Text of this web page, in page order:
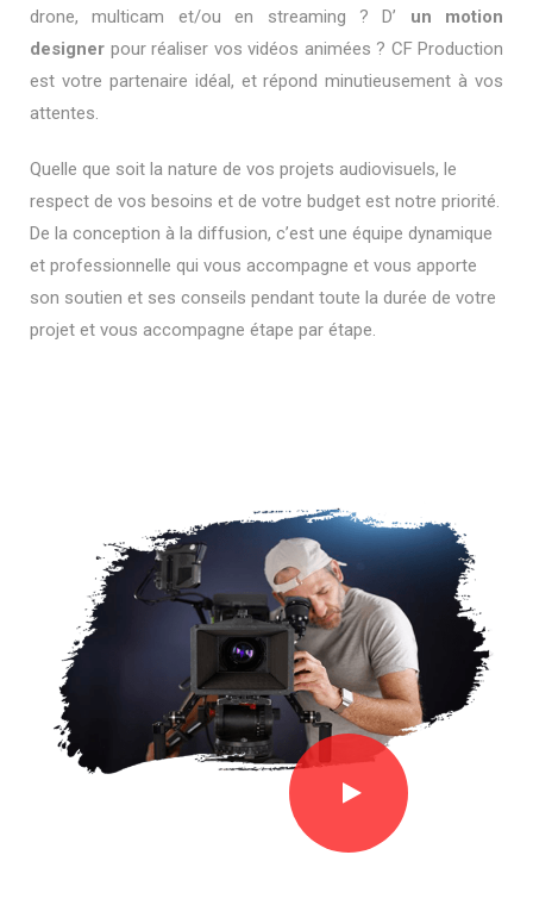
drone, multicam et/ou en streaming ? D’ un motion
designer pour réaliser vos vidéos animées ? CF Production
est votre partenaire idéal, et répond minutieusement à vos
attentes.
Quelle que soit la nature de vos projets audiovisuels, le
respect de vos besoins et de votre budget est notre priorité.
De la conception à la diffusion, c’est une équipe dynamique
et professionnelle qui vous accompagne et vous apporte
son soutien et ses conseils pendant toute la durée de votre
projet et vous accompagne étape par étape.